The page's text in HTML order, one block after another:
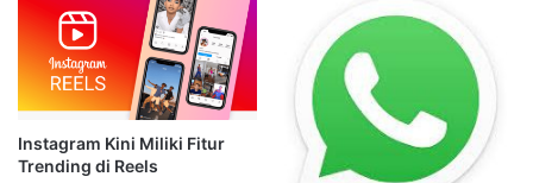
Instagram Kini Miliki Fitur
Trending di Reels